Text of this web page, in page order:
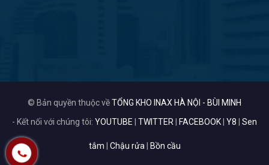
© Bản quyền thuộc vềTỔNG KHO INAX HÀ NỘI - BÙI MINH
- Kết nối với chúng tôi: YOUTUBE TWITTER FACEBOOK Y8 Sen
tắm Chậu rửa| Bồn cầu